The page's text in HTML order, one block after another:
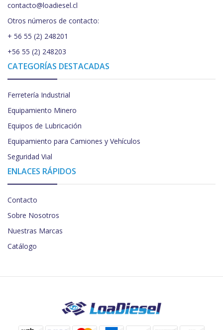
contacto@loadiesel.cl
Otros números de contacto:
+ 56 55 (2) 248201
+56 55 (2) 248203
CATEGORÍAS DESTACADAS
Ferretería Industrial
Equipamiento Minero
Equipos de Lubricación
Equipamiento para Camiones y Vehículos
Seguridad Vial
ENLACES RÁPIDOS
Contacto
Sobre Nosotros
Nuestras Marcas
Catálogo